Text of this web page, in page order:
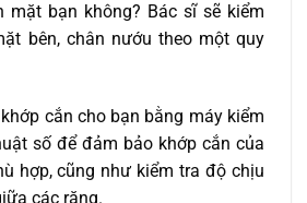
mặt bạn không? Bác sĩ sẽ kiểm
bên, chân nướu theo một quy
cắn cho bạn bằng máy kiểm
số để đảm bảo khớp cắn của
hợp, cũng như kiểm tra độ chịu
các răng.